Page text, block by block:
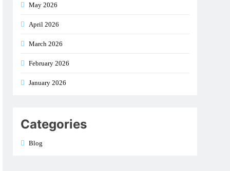
May 2026
April 2026
March 2026
February 2026
January 2026
Categories
Blog